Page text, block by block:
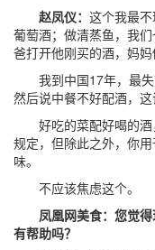
赵凤仪： 这个我最
葡萄酒；做清蒸鱼，我
爸打开他刚买的酒，妈妈
我到中国17年，最失
然后说中餐不好配酒，这
好吃的菜配好喝的酒
规定，但除此之外，你
味。
不应该焦虑这个。
凤凰网美食：您觉得
有帮助吗？